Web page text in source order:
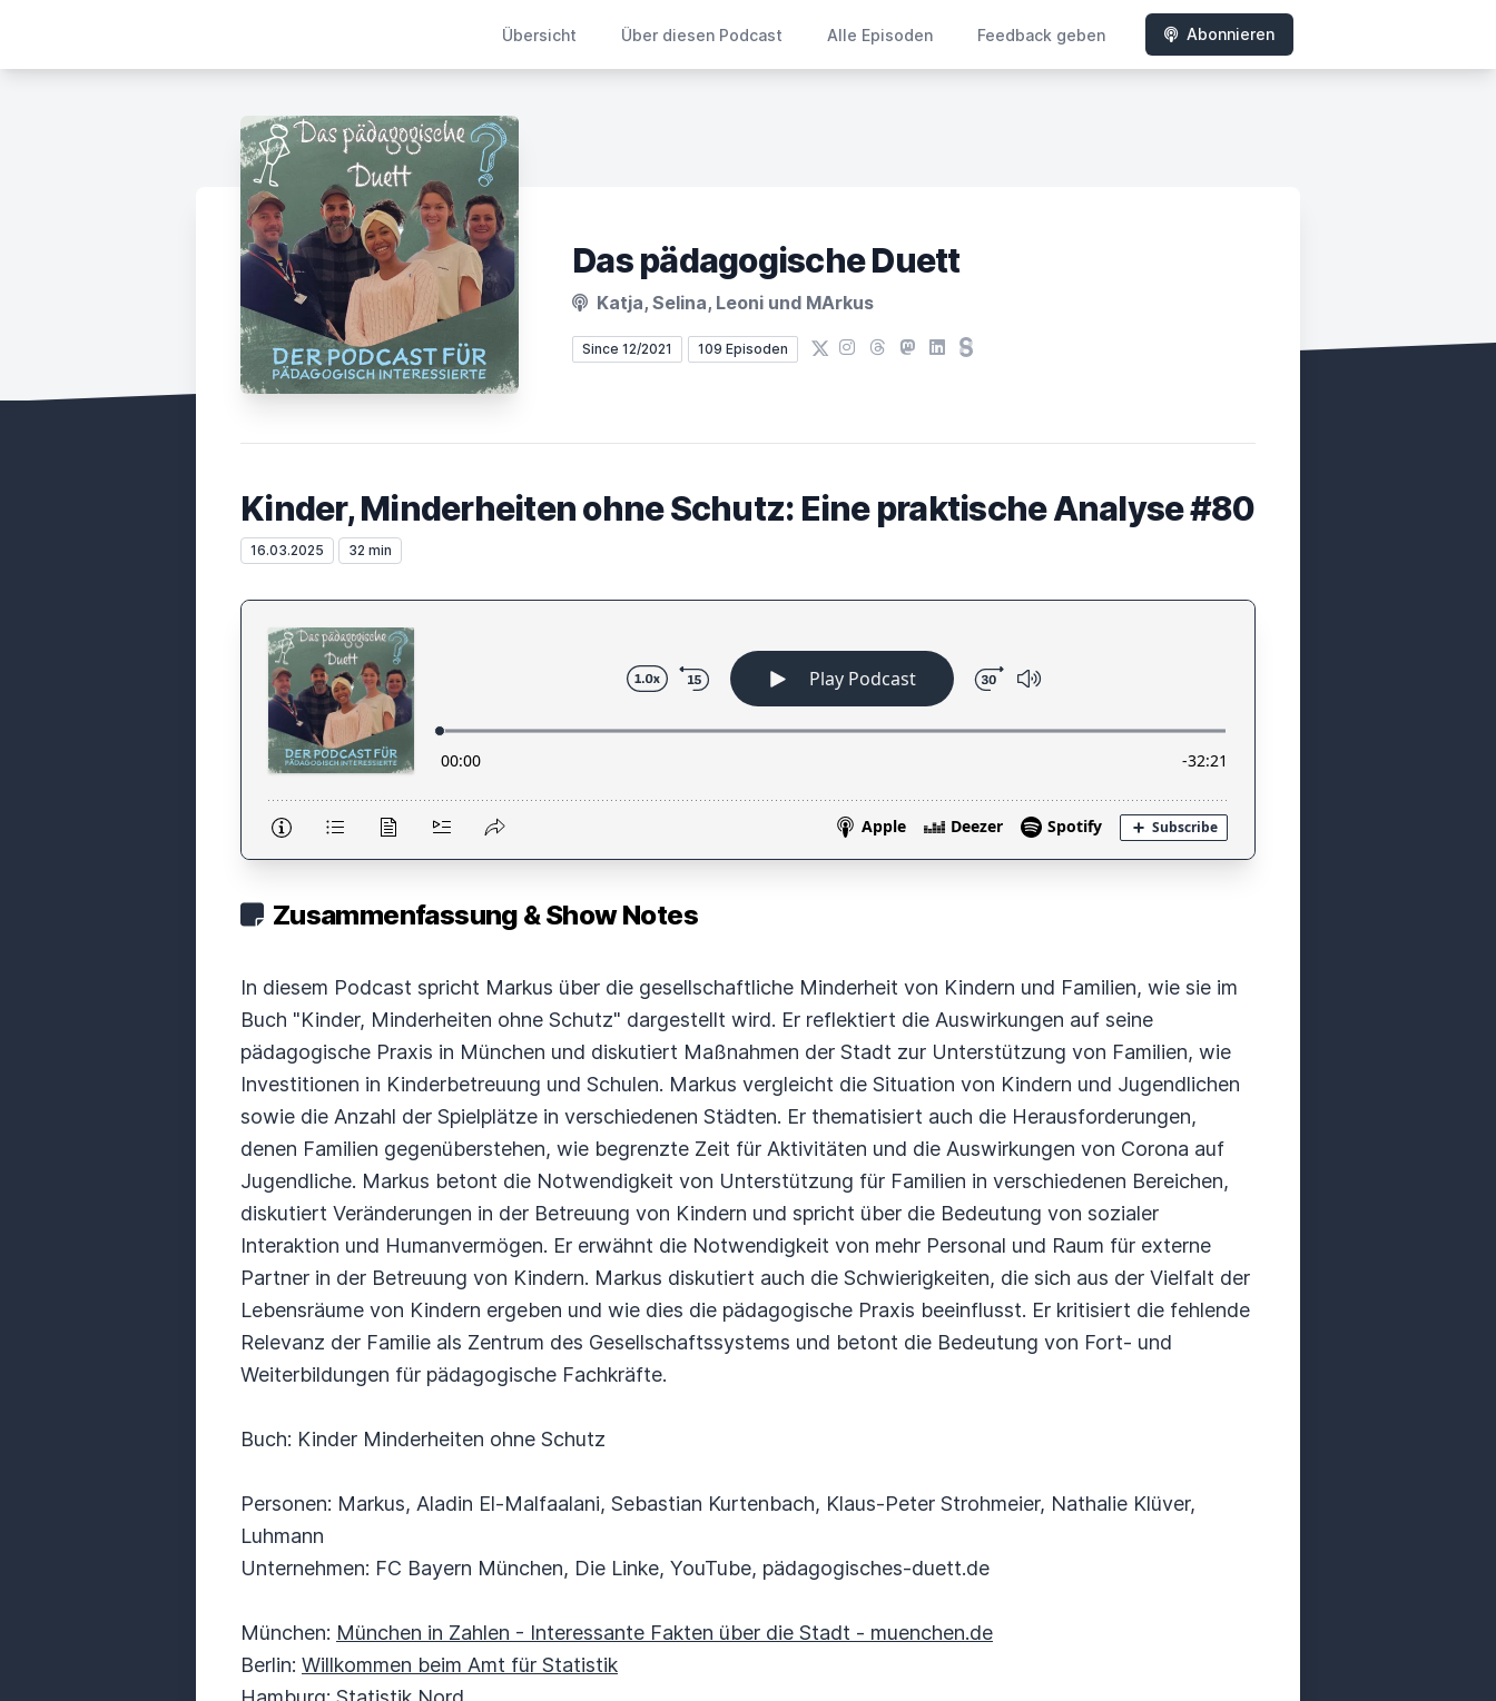
Übersicht Über diesen Podcast Alle Episoden Feedback geben Abonnieren
Das pädagogische Duett
Katja, Selina, Leoni und MArkus
Since 12/2021 109 Episoden X Instagram
Threads
Mastodon
LinkedIn
Steady
Kinder, Minderheiten ohne Schutz: Eine praktische Analyse #80
16.03.2025 32 min
Zusammenfassung & Show Notes
In diesem Podcast spricht Markus über die gesellschaftliche Minderheit von Kindern und Familien, wie sie im
Buch "Kinder, Minderheiten ohne Schutz" dargestellt wird. Er reflektiert die Auswirkungen auf seine
pädagogische Praxis in München und diskutiert Maßnahmen der Stadt zur Unterstützung von Familien, wie
Investitionen in Kinderbetreuung und Schulen. Markus vergleicht die Situation von Kindern und Jugendlichen
sowie die Anzahl der Spielplätze in verschiedenen Städten. Er thematisiert auch die Herausforderungen,
denen Familien gegenüberstehen, wie begrenzte Zeit für Aktivitäten und die Auswirkungen von Corona auf
Jugendliche. Markus betont die Notwendigkeit von Unterstützung für Familien in verschiedenen Bereichen,
diskutiert Veränderungen in der Betreuung von Kindern und spricht über die Bedeutung von sozialer
Interaktion und Humanvermögen. Er erwähnt die Notwendigkeit von mehr Personal und Raum für externe
Partner in der Betreuung von Kindern. Markus diskutiert auch die Schwierigkeiten, die sich aus der Vielfalt der
Lebensräume von Kindern ergeben und wie dies die pädagogische Praxis beeinflusst. Er kritisiert die fehlende
Relevanz der Familie als Zentrum des Gesellschaftssystems und betont die Bedeutung von Fort- und
Weiterbildungen für pädagogische Fachkräfte.
Buch: Kinder Minderheiten ohne Schutz
Personen: Markus, Aladin El-Malfaalani, Sebastian Kurtenbach, Klaus-Peter Strohmeier, Nathalie Klüver,
Luhmann
Unternehmen: FC Bayern München, Die Linke, YouTube, pädagogisches-duett.de
München: München in Zahlen - Interessante Fakten über die Stadt - muenchen.de
Berlin: Willkommen beim Amt für Statistik